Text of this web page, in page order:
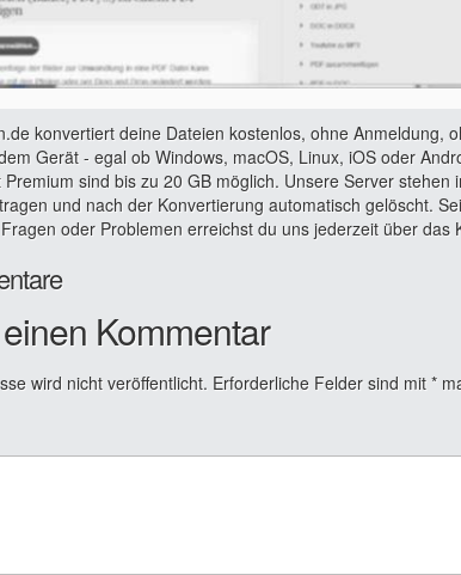
konvertiert deine Dateien kostenlos, ohne Anmeldung,
Gerät - egal ob Windows, macOS, Linux, iOS oder
sind bis zu 20 GB möglich. Unsere Server stehen
und nach der Konvertierung automatisch gelöscht.
oder Problemen erreichst du uns jederzeit über das
Kommentar
wird nicht veröffentlicht. Erforderliche Felder sind mit *